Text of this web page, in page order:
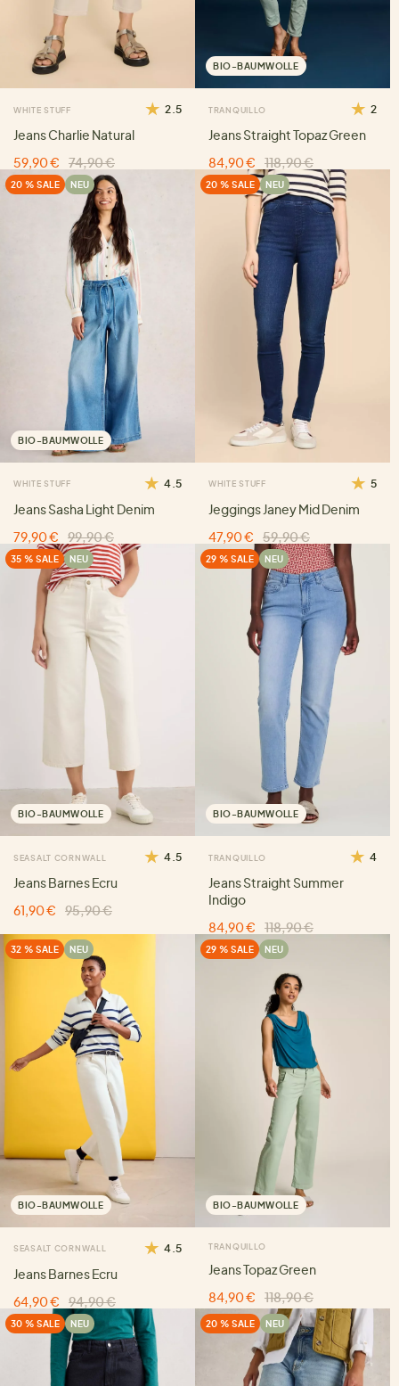
WHITE STUFF 2.5
Jeans Charlie Natural
59,90 €
74,90 €
BIO-BAUMWOLLE
TRANQUILLO 2
Jeans Straight Topaz Green
84,90 €
118,90 €
20 % SALE NEU
BIO-BAUMWOLLE
WHITE STUFF 4.5
Jeans Sasha Light Denim
79,90 €
99,90 €
20 % SALE NEU
WHITE STUFF 5
Jeggings Janey Mid Denim
47,90 €
59,90 €
35 % SALE NEU
BIO-BAUMWOLLE
SEASALT CORNWALL 4.5
Jeans Barnes Ecru
61,90 €
95,90 €
29 % SALE NEU
BIO-BAUMWOLLE
TRANQUILLO 4
Jeans Straight Summer
Indigo
84,90 €
118,90 €
32 % SALE NEU
BIO-BAUMWOLLE
SEASALT CORNWALL 4.5
Jeans Barnes Ecru
64,90 €
94,90 €
29 % SALE NEU
BIO-BAUMWOLLE
TRANQUILLO
Jeans Topaz Green
84,90 €
118,90 €
30 % SALE NEU 20 % SALE NEU